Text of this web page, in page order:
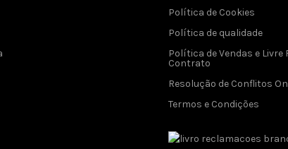
Política de Cookies
Política de qualidade
Política de Vendas e Livre
Contrato
Resolução de Conflitos
Termos e Condições